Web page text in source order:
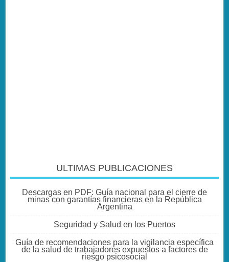
ULTIMAS PUBLICACIONES
Descargas en PDF: Guía nacional para el cierre de
minas con garantías financieras en la República
Argentina
Seguridad y Salud en los Puertos
Guía de recomendaciones para la vigilancia específica
de la salud de trabajadores expuestos a factores de
riesgo psicosocial